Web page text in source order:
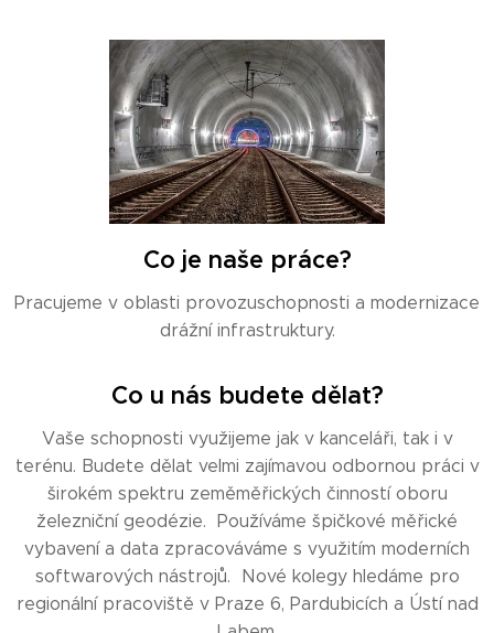
Co je naše práce?
Pracujeme v oblasti provozuschopnosti a modernizace
drážní infrastruktury.
Co u nás budete dělat?
Vaše schopnosti využijeme jak v kanceláři, tak i v
terénu. Budete dělat velmi zajímavou odbornou práci v
širokém spektru zeměměřických činností oboru
železniční geodézie. Používáme špičkové měřické
vybavení a data zpracováváme s využitím moderních
softwarových nástrojů. Nové kolegy hledáme pro
regionální pracoviště v Praze 6, Pardubicích a Ústí nad